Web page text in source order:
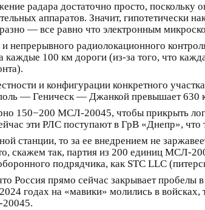
радара достаточно просто,
аппаратов. Значит, гипотетически
— все равно что электронным
непрерывного радиолокационного
каждые 100 км дороги (из-за того, что
и конфигурации конкретного
— Геническ — Джанкой превышает 630
150−200 МСЛ-20045, чтобы прикрыть
эти РЛС поступают в ГрВ «Днепр», что
станции, то за ее внедрением не
скажем так, партия из 200 единиц МСЛ-
подрядчика, как STC LLC
Россия прямо сейчас закрывает
годах на «мавики» молились в войсках,